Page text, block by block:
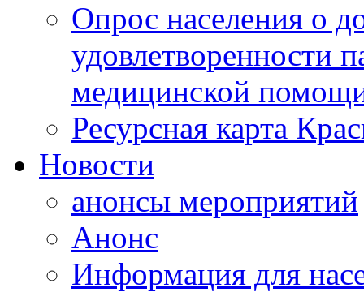
Опрос населения о
удовлетворенности
медицинской
Ресурсная карта
Новости
анонсы мероприятий
Анонс
Информация для